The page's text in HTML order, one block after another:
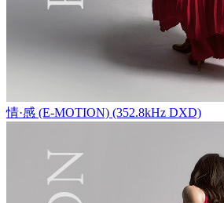
情·感 (E-MOTION) (352.8kHz DXD)